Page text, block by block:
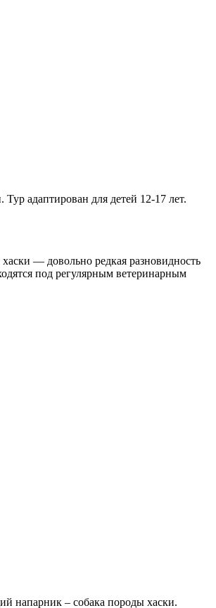
адаптирован для детей 12-17 лет.
— довольно редкая разновидность
под регулярным ветеринарным
напарник – собака породы хаски.